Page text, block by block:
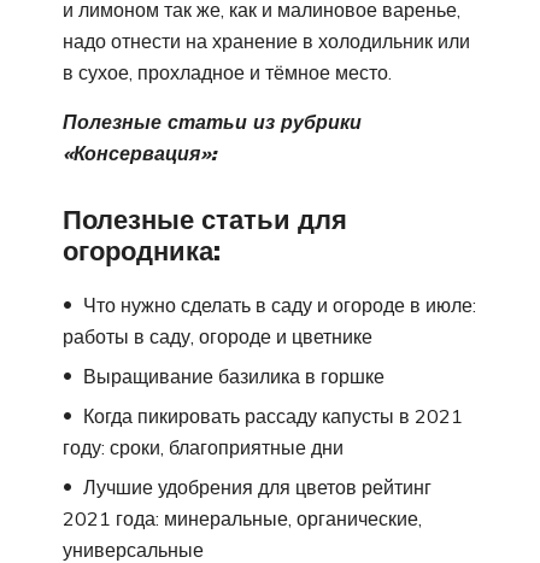
и лимоном так же, как и малиновое варенье,
надо отнести на хранение в холодильник или
в сухое, прохладное и тёмное место.
Полезные статьи из рубрики
«Консервация»:
Полезные статьи для
огородника:
Что нужно сделать в саду и огороде в июле:
работы в саду, огороде и цветнике
Выращивание базилика в горшке
Когда пикировать рассаду капусты в 2021
году: сроки, благоприятные дни
Лучшие удобрения для цветов рейтинг
2021 года: минеральные, органические,
универсальные